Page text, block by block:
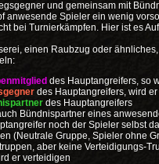
und gemeinsam mit
anwesende Spieler ein wenig
bei Turnierkämpfen. Hier ist es
einen Raubzug oder
des Hauptangreifers, so
des Hauptangreifers, wird
des Hauptangreifers
Bündnispartner eines
noch der Spieler selbst
(Neutrale Gruppe, Spieler ohne
aber keine Verteidigungs-
er verteidigen